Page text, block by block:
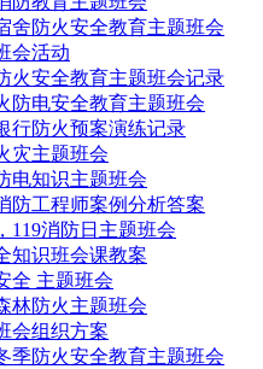
舍防火安全教育主题班会
会活动
火安全教育主题班会记录
防电安全教育主题班会
行防火预案演练记录
灾主题班会
电知识主题班会
防工程师案例分析答案
119消防日主题班会
知识班会课教案
全 主题班会
林防火主题班会
会组织方案
季防火安全教育主题班会